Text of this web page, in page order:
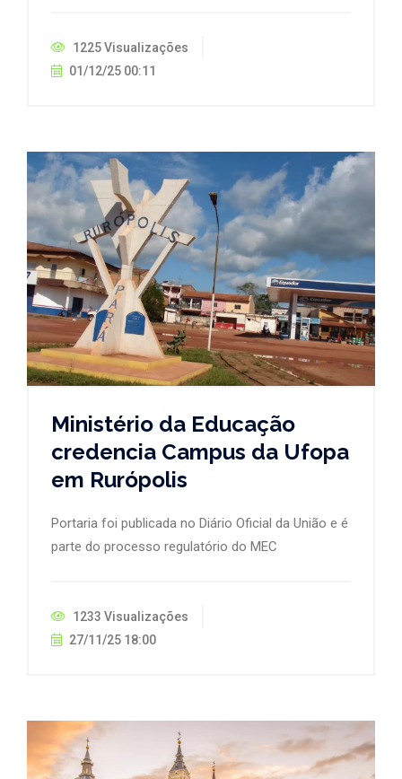
1225 Visualizações
01/12/25 00:11
Ministério da Educação
credencia Campus da Ufopa
em Rurópolis
Portaria foi publicada no Diário Oficial da União e é
parte do processo regulatório do MEC
1233 Visualizações
27/11/25 18:00